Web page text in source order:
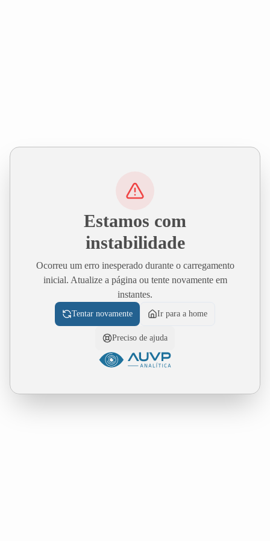
Estamos com
instabilidade
Ocorreu um erro inesperado durante o carregamento
inicial. Atualize a página ou tente novamente em
instantes.
Tentar novamente Ir para a home
Preciso de ajuda